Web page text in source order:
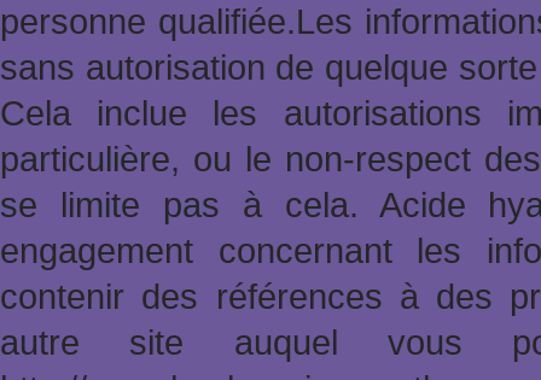
personne qualifiée.Les
sans autorisation de quelque
Cela inclue les autorisations
particulière, ou le non-respect
se limite pas à cela. Acide
engagement concernant les
contenir des références à des
autre site auquel vous